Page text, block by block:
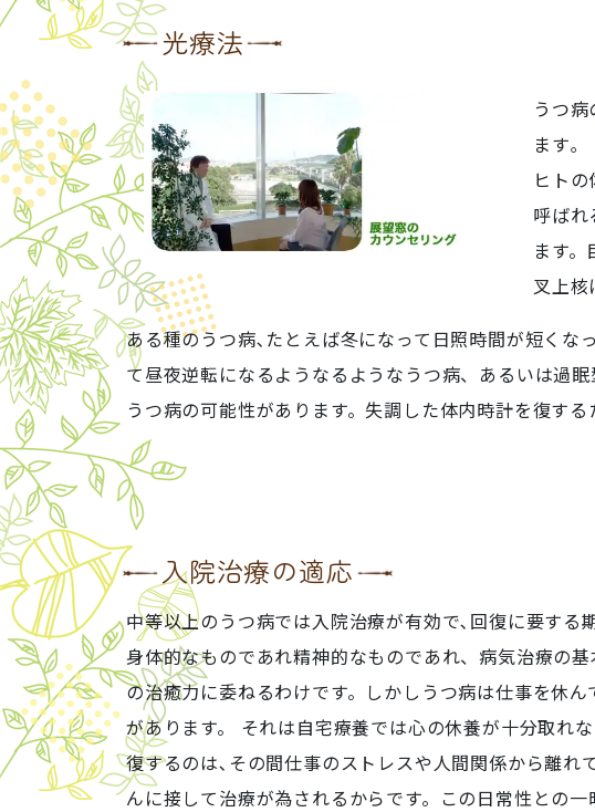
光療法
うつ
ます｡
ヒト
呼ばれ
ます
叉上核
ある種のうつ病､たとえば冬になって日照時間が短くな
て昼夜逆転になるようなるようなうつ病、あるいは過
うつ病の可能性があります。失調した体内時計を復す
入院治療の適応
中等以上のうつ病では入院治療が有効で､回復に要す
身体的なものであれ精神的なものであれ、病気治療の
の治癒力に委ねるわけです。しかしうつ病は仕事を休
があります。 それは自宅療養では心の休養が十分取れ
復するのは､その間仕事のストレスや人間関係から離れ
んに接して治療が為されるからです。この日常性との